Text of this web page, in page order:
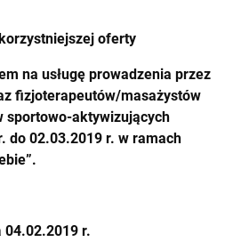
oferty
na usługę prowadzenia przez
fizjoterapeutów/masażystów
sportowo-aktywizujących
do 02.03.2019 r. w ramach
04.02.2019 r.